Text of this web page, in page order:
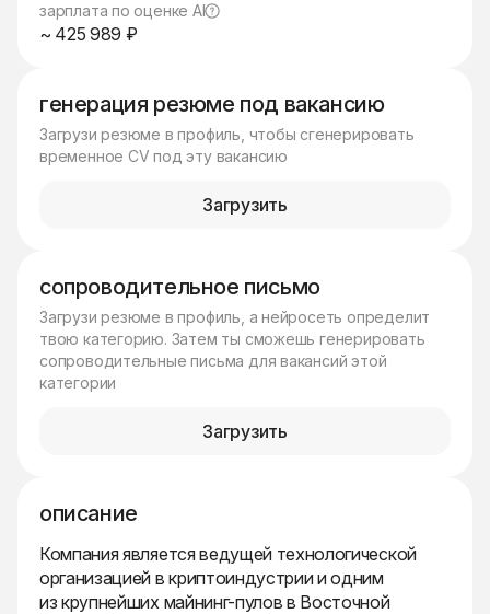
генерация резюме под вакансию
Загрузи резюме в профиль, чтобы сгенерировать
временное CV под эту вакансию
Загрузить
сопроводительное письмо
Загрузи резюме в профиль, а нейросеть определит
твою категорию. Затем ты сможешь генерировать
сопроводительные письма для вакансий этой
категории
Загрузить
описание
Компания является ведущей технологической
организацией в криптоиндустрии и одним
из крупнейших майнинг-пулов в Восточной
зарплата по оценке AI
~ 425 989 ₽